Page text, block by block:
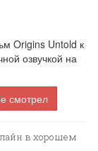
Origins Untold к
озвучкой на
смотрел
в хорошем